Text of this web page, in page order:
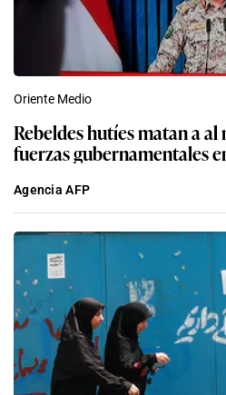
Oriente Medio
Rebeldes hutíes matan a al
fuerzas gubernamentales
Agencia AFP